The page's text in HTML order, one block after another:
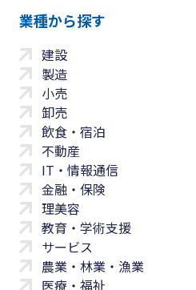
業種から探す
建設
製造
小売
卸売
飲食・宿泊
不動産
IT・情報通信
金融・保険
理美容
教育・学術支援
サービス
農業・林業・漁業
医療・福祉